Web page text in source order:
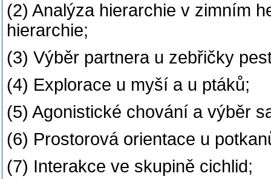
(2) Analýza hierarchie v zimním
hierarchie;
(3) Výběr partnera u zebřičky
(4) Explorace u myší a u ptáků;
(5) Agonistické chování a výběr
(6) Prostorová orientace u
(7) Interakce ve skupině cichlid;